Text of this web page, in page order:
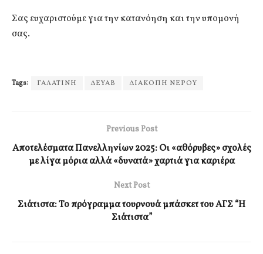
Σας ευχαριστούμε για την κατανόηση και την υπομονή
σας.
Tags: ΓΑΛΑΤΙΝΗ ΔΕΥΑΒ ΔΙΑΚΟΠΗ ΝΕΡΟΥ
Previous Post
Αποτελέσματα Πανελληνίων 2025: Οι «αθόρυβες» σχολές
με λίγα μόρια αλλά «δυνατά» χαρτιά για καριέρα
Next Post
Σιάτιστα: Το πρόγραμμα τουρνουά μπάσκετ του ΑΓΣ “Η
Σιάτιστα”